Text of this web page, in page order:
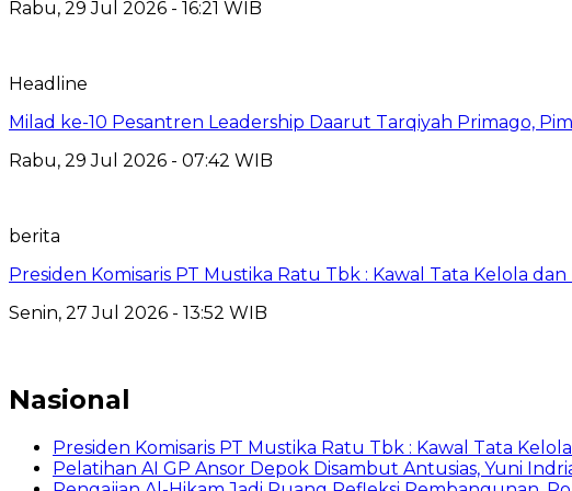
Rabu, 29 Jul 2026 - 16:21 WIB
Headline
Milad ke-10 Pesantren Leadership Daarut Tarqiyah Primago,
Rabu, 29 Jul 2026 - 07:42 WIB
berita
Presiden Komisaris PT Mustika Ratu Tbk : Kawal Tata Kelola
Senin, 27 Jul 2026 - 13:52 WIB
Nasional
Presiden Komisaris PT Mustika Ratu Tbk : Kawal Tata
Pelatihan AI GP Ansor Depok Disambut Antusias, Yuni